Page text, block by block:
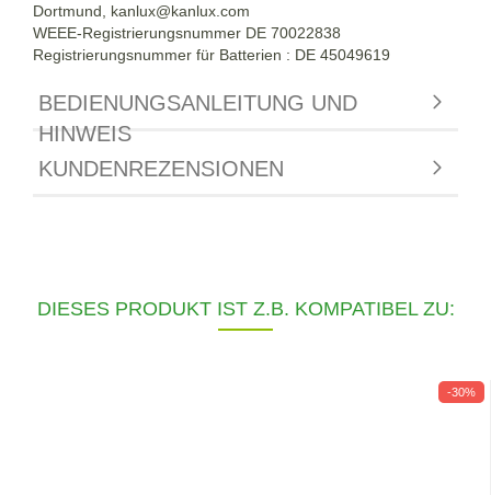
Dortmund, kanlux@kanlux.com
WEEE-Registrierungsnummer DE 70022838
Registrierungsnummer für Batterien : DE 45049619
BEDIENUNGSANLEITUNG UND
HINWEIS
KUNDENREZENSIONEN
DIESES PRODUKT IST Z.B. KOMPATIBEL ZU:
-30%